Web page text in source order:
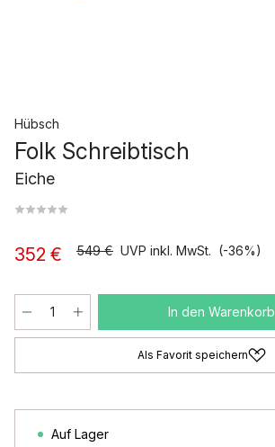
Hübsch
Folk Schreibtisch
Eiche
352 € 549 € UVP inkl. MwSt. (-36%)
In den Warenkorb
Als Favorit speichern
Auf Lager